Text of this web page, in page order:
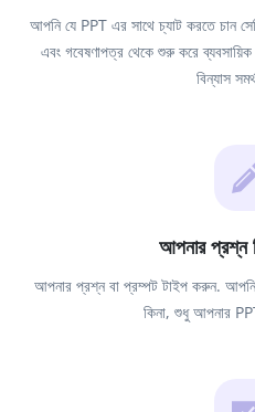
আপনি যে PPT এর সাথে চ্যাট করতে
এবং গবেষণাপত্র থেকে শুরু করে
বিন্যাস
আপনার প্রশ্ন
আপনার প্রশ্ন বা প্রম্পট টাইপ করুন. আপনি
কিনা, শুধু আপনার